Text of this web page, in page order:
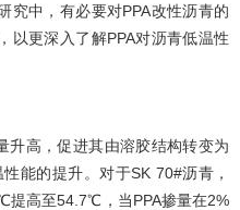
究中，有必要对PPA改性沥青的
以更深入了解PPA对沥青低温性
升高，促进其由溶胶结构转变为
能的提升。对于SK 70#沥青，
提高至54.7℃，当PPA掺量在2%